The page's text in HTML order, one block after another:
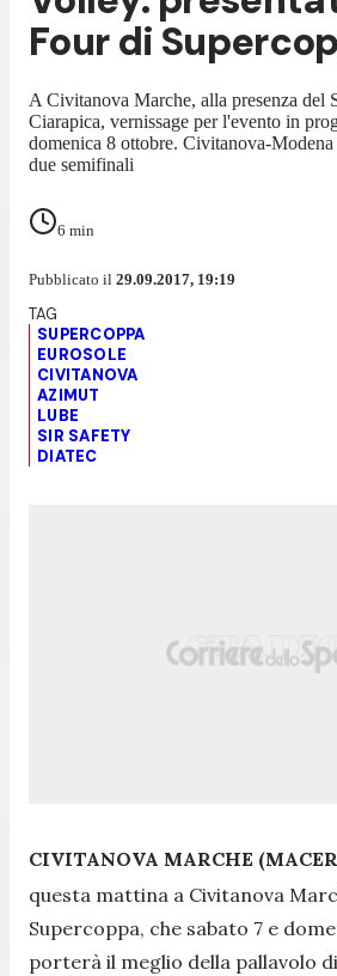
Four di
A Civitanova Marche, alla presenza del
Ciarapica, vernissage per l'evento in
domenica 8 ottobre. Civitanova-
due semifinali
6 min
Pubblicato il 29.09.2017, 19:19
SUPERCOPPA
EUROSOLE
CIVITANOVA
AZIMUT
LUBE
SIR SAFETY
DIATEC
CIVITANOVA MARCHE
questa mattina a Civitanova
Supercoppa, che sabato 7 e
porterà il meglio della pallavolo